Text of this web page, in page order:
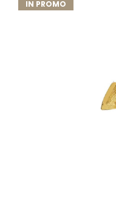
IN PROMO